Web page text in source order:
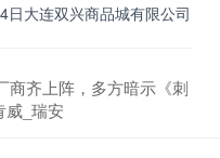
大连双兴商品城有限公司
商齐上阵，多方暗示《刺
威_瑞安